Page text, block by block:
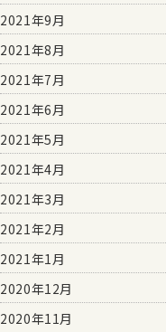
2021年9月
2021年8月
2021年7月
2021年6月
2021年5月
2021年4月
2021年3月
2021年2月
2021年1月
2020年12月
2020年11月